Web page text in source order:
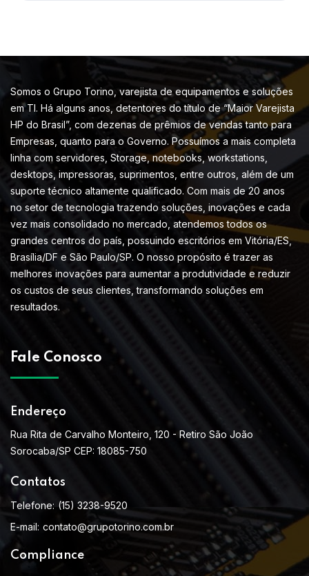
Somos o Grupo Torino, varejista de equipamentos e soluções
em TI. Há alguns anos, detentores do título de “Maior Varejista
HP do Brasil”, com dezenas de prêmios de vendas tanto para
Empresas, quanto para o Governo. Possuímos a mais completa
linha com servidores, Storage, notebooks, workstations,
desktops, impressoras, suprimentos, entre outros, além de um
suporte técnico altamente qualificado. Com mais de 20 anos
no setor de tecnologia trazendo soluções, inovações e cada
vez mais consolidado no mercado, atendemos todos os
grandes centros do país, possuindo escritórios em Vitória/ES,
Brasília/DF e São Paulo/SP. O nosso propósito é trazer as
melhores inovações para aumentar a produtividade e reduzir
os custos de seus clientes, transformando soluções em
resultados.
Fale Conosco
Endereço
Rua Rita de Carvalho Monteiro, 120 - Retiro São João
Sorocaba/SP CEP: 18085-750
Contatos
Telefone: (15) 3238-9520
E-mail: contato@grupotorino.com.br
Compliance